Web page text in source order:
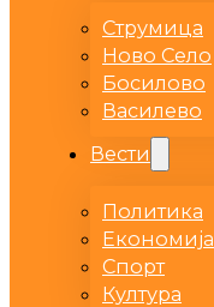
Струмица
Ново Село
Босилово
Василево
Вести
Политика
Економија
Спорт
Култура